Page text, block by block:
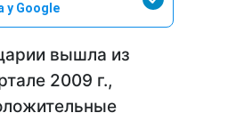
у Google
вышла из
2009 г.,